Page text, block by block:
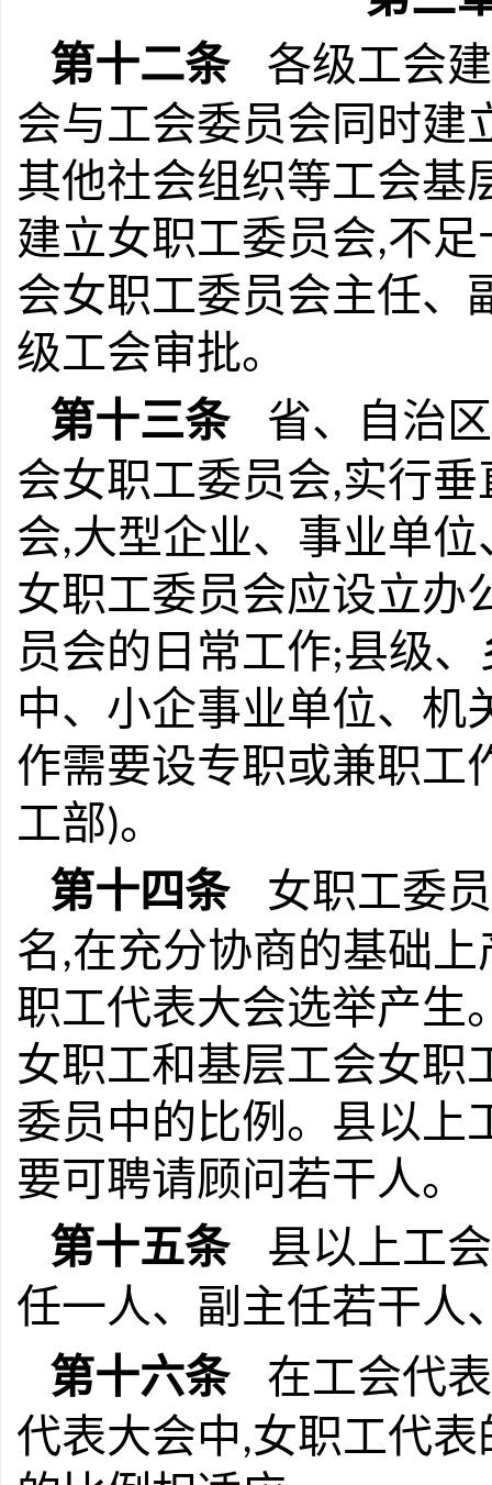
第十二条
各级工会
会与工会委员会同时建
其他社会组织等工会基
建立女职工委员会,不足
会女职工委员会主任、
级工会审批。
第十三条
省、自治
会女职工委员会,实行
会,大型企业、事业单
女职工委员会应设立办
员会的日常工作;县级、
中、小企事业单位、机
作需要设专职或兼职工
工部)。
第十四条
女职工委
名,在充分协商的基础上
职工代表大会选举产生
女职工和基层工会女职
委员中的比例。县以上
要可聘请顾问若干人。
第十五条
县以上工
任一人、副主任若干人
第十六条
在工会代
代表大会中,女职工代